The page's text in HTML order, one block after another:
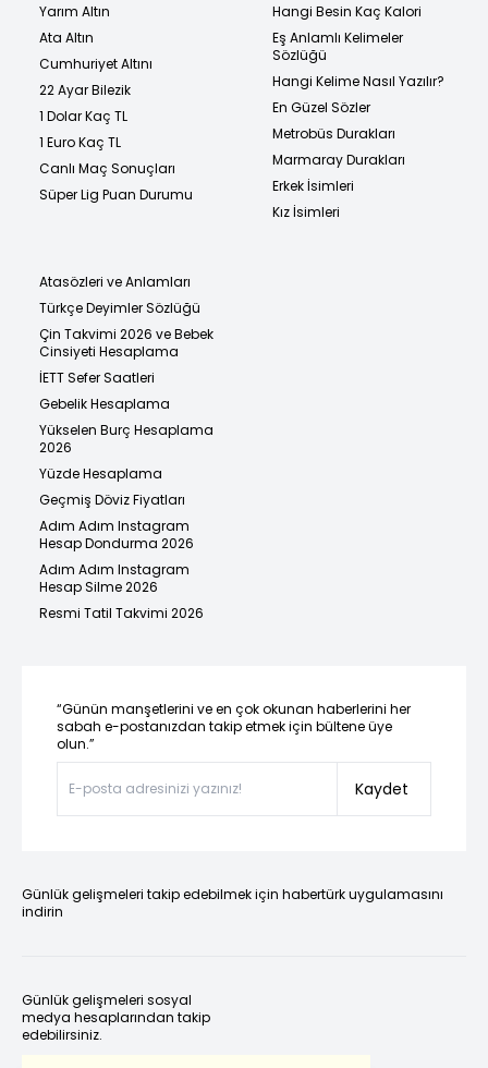
Yarım Altın
Ata Altın
Cumhuriyet Altını
22 Ayar Bilezik
1 Dolar Kaç TL
1 Euro Kaç TL
Canlı Maç Sonuçları
Süper Lig Puan Durumu
Hangi Besin Kaç Kalori
Eş Anlamlı Kelimeler
Sözlüğü
Hangi Kelime Nasıl Yazılır?
En Güzel Sözler
Metrobüs Durakları
Marmaray Durakları
Erkek İsimleri
Kız İsimleri
Atasözleri ve Anlamları
Türkçe Deyimler Sözlüğü
Çin Takvimi 2026 ve Bebek
Cinsiyeti Hesaplama
İETT Sefer Saatleri
Gebelik Hesaplama
Yükselen Burç Hesaplama
2026
Yüzde Hesaplama
Geçmiş Döviz Fiyatları
Adım Adım Instagram
Hesap Dondurma 2026
Adım Adım Instagram
Hesap Silme 2026
Resmi Tatil Takvimi 2026
“Günün manşetlerini ve en çok okunan haberlerini her
sabah e-postanızdan takip etmek için bültene üye
olun.”
Kaydet
Günlük gelişmeleri takip edebilmek için habertürk uygulamasını
indirin
Günlük gelişmeleri sosyal
medya hesaplarından takip
edebilirsiniz.